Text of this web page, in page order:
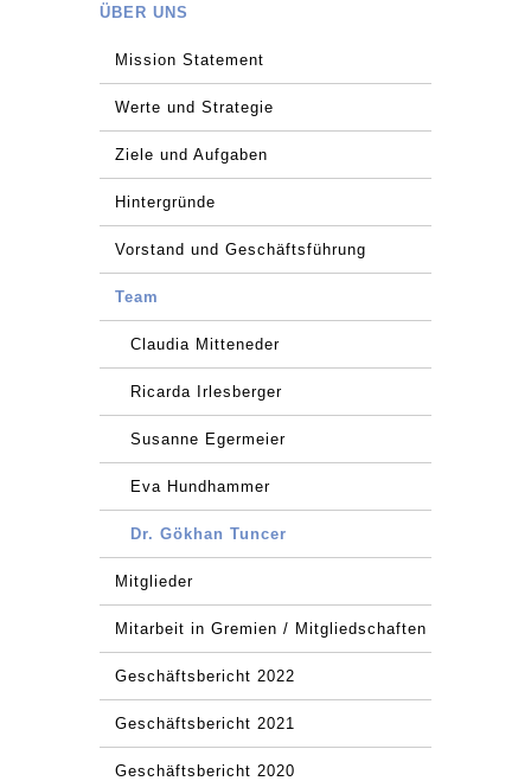
ÜBER UNS
Mission Statement
Werte und Strategie
Ziele und Aufgaben
Hintergründe
Vorstand und Geschäftsführung
Team
Claudia Mitteneder
Ricarda Irlesberger
Susanne Egermeier
Eva Hundhammer
Dr. Gökhan Tuncer
Mitglieder
Mitarbeit in Gremien / Mitgliedschaften
Geschäftsbericht 2022
Geschäftsbericht 2021
Geschäftsbericht 2020